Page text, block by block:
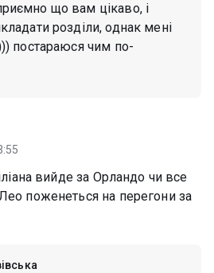
що вам цікаво, і
розділи, однак мені
постараюся чим по-
вийде за Орландо чи все
поженеться на перегони за